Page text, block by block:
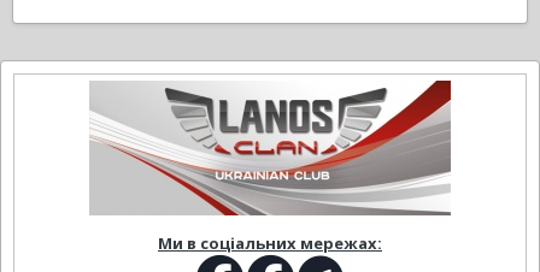
Ми в соціальних мережах: